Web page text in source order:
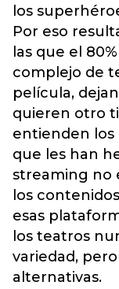
los
Por eso
las que el
complejo de
película,
quieren otro
entienden los
que les han
streaming no
los
esas
los teatros
variedad,
alternativas.